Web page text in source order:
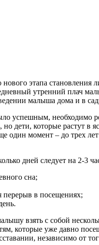
нового этапа
утренний плач
малыша дома и в
успешным, необходимо
дети, которые растут
один момент – до трех
дней следует на 2-3
сна;
перерыв в посещениях;
взять с собой
которые уже давно
независимо от